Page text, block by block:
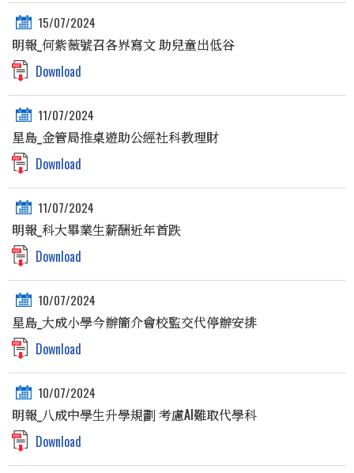
15/07/2024
明報_何紫薇號召各界寫文 助兒童出低谷
Download
11/07/2024
星島_金管局推桌遊助公經社科教理財
Download
11/07/2024
明報_科大畢業生薪酬近年首跌
Download
10/07/2024
星島_大成小學今辦簡介會校監交代停辦安排
Download
10/07/2024
明報_八成中學生升學規劃 考慮AI難取代學科
Download